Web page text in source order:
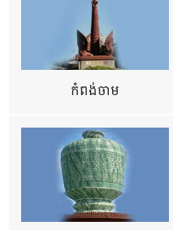
កំពង់ចាម